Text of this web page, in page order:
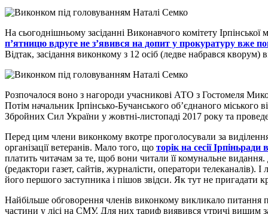
На сьогоднішньому засіданні Виконавчого комітету
п’ятницю вдруге не з’явився на допит у прокуратуру вже
Відтак, засідання виконкому з 12 осіб (ледве набрався кворум)
Розпочалося воно з нагороди учасникові АТО з Гостомеля
Потім начальник Ірпінсько-Бучанського об’єднаного міського
Збройних Сил України у жовтні-листопаді 2017 року та
Перед цим члени виконкому вкотре проголосували за
організації ветеранів. Мало того, що торік на сесії
платить читачам за те, щоб вони читали її комунальне
(редактори газет, сайтів, журналісти, оператори телеканалів).
його першого заступника і пішов звідси. Як тут не пригадати
Найбільше обговорення членів виконкому викликало питання
частини у лісі на СМУ. Для них тариф виявився утричі вищим